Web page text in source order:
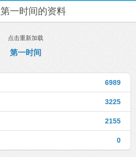
第一时间的资料
点击重新加载
第一时间
6989
3225
2155
0